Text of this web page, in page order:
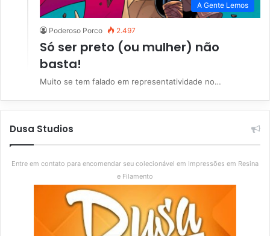
A Gente Lemos
Poderoso Porco 2.497
Só ser preto (ou mulher) não
basta!
Muito se tem falado em representatividade no…
Dusa Studios
Entre em contato para encomendar seu colecionável em Impressões em Resina
e Filamento